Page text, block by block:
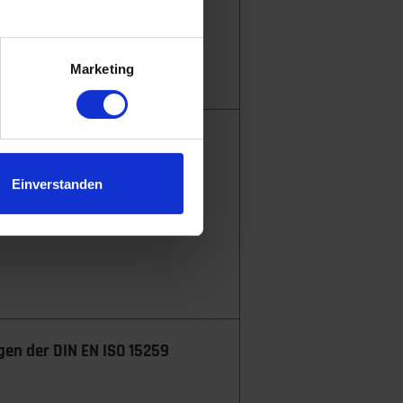
Marketing
Einverstanden
der DIN EN ISO 15259